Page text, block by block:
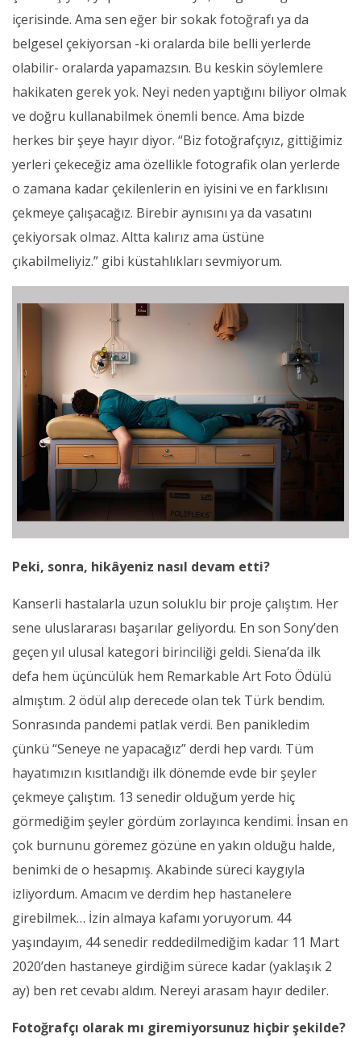
içerisinde. Ama sen eğer bir sokak fotoğrafı ya da
belgesel çekiyorsan -ki oralarda bile belli yerlerde
olabilir- oralarda yapamazsın. Bu keskin söylemlere
hakikaten gerek yok. Neyi neden yaptığını biliyor olmak
ve doğru kullanabilmek önemli bence. Ama bizde
herkes bir şeye hayır diyor. “Biz fotoğrafçıyız, gittiğimiz
yerleri çekeceğiz ama özellikle fotografik olan yerlerde
o zamana kadar çekilenlerin en iyisini ve en farklısını
çekmeye çalışacağız. Birebir aynısını ya da vasatını
çekiyorsak olmaz. Altta kalırız ama üstüne
çıkabilmeliyiz.” gibi küstahlıkları sevmiyorum.
Peki, sonra, hikâyeniz nasıl devam etti?
Kanserli hastalarla uzun soluklu bir proje çalıştım. Her
sene uluslararası başarılar geliyordu. En son Sony’den
geçen yıl ulusal kategori birinciliği geldi. Siena’da ilk
defa hem üçüncülük hem Remarkable Art Foto Ödülü
almıştım. 2 ödül alıp derecede olan tek Türk bendim.
Sonrasında pandemi patlak verdi. Ben panikledim
çünkü “Seneye ne yapacağız” derdi hep vardı. Tüm
hayatımızın kısıtlandığı ilk dönemde evde bir şeyler
çekmeye çalıştım. 13 senedir olduğum yerde hiç
görmediğim şeyler gördüm zorlayınca kendimi. İnsan en
çok burnunu göremez gözüne en yakın olduğu halde,
benimki de o hesapmış. Akabinde süreci kaygıyla
izliyordum. Amacım ve derdim hep hastanelere
girebilmek… İzin almaya kafamı yoruyorum. 44
yaşındayım, 44 senedir reddedilmediğim kadar 11 Mart
2020’den hastaneye girdiğim sürece kadar (yaklaşık 2
ay) ben ret cevabı aldım. Nereyi arasam hayır dediler.
Fotoğrafçı olarak mı giremiyorsunuz hiçbir şekilde?